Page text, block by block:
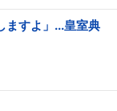
ますよ」...皇室典